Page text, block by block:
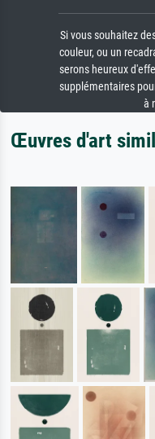
Si vous souhaitez
couleur, ou un
serons heureux
supplémentaires
à
Œuvres d'art